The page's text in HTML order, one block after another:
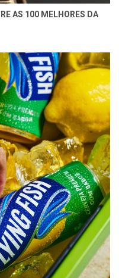
AS 100 MELHORES DA